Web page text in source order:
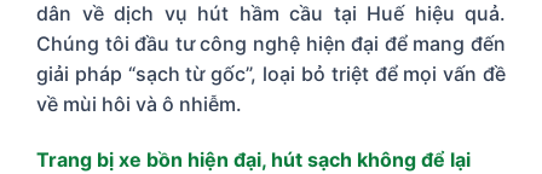
dân về dịch vụ hút hầm cầu tại Huế hiệu quả.
Chúng tôi đầu tư công nghệ hiện đại để mang đến
giải pháp “sạch từ gốc”, loại bỏ triệt để mọi vấn đề
về mùi hôi và ô nhiễm.
Trang bị xe bồn hiện đại, hút sạch không để lại